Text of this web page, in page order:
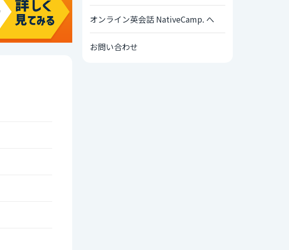
オンライン英会話 NativeCamp. へ
お問い合わせ